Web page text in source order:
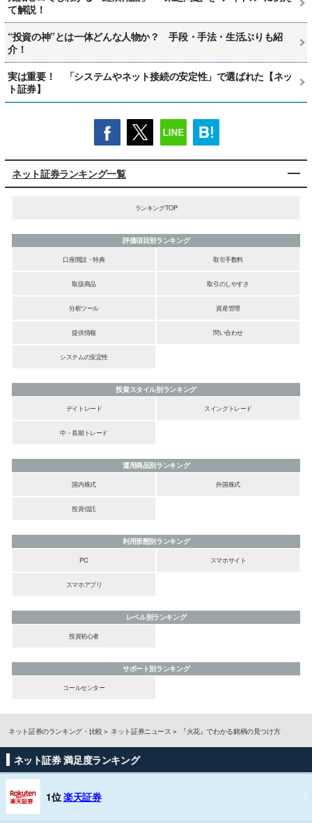
て解説！
“投資の神”とは一体どんな人物か？ 手段・手法・生活ぶりも紹
介！
実は重要！ 「システムやネット接続の安定性」で選ばれた【ネッ
ト証券】
ネット証券ランキング一覧
ランキングTOP
評価項目別ランキング
口座開設・特典
取引手数料
取扱商品 取引のしやすさ
分析ツール 資産管理
提供情報 問い合わせ
システムの安定性
投資スタイル別ランキング
デイトレード
スイングトレード
中・長期トレード
運用商品別ランキング
国内株式
外国株式
投資信託
利用形態別ランキング
PC
スマホサイト
スマホアプリ
レベル別ランキング
投資初心者
サポート別ランキング
コールセンター
ネット証券のランキング・比較 ネット証券ニュース 『火花』でわかる銘柄の見つけ方
ネット証券 満足度ランキング
1位楽天証券